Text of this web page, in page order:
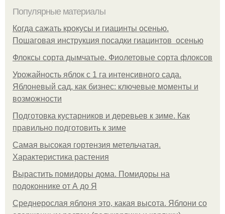
Популярные материалы
Когда сажать крокусы и гиацинты осенью.
Пошаговая инструкция посадки гиацинтов осенью
Флоксы сорта дымчатые. Фиолетовые сорта флоксов
Урожайность яблок с 1 га интенсивного сада.
Яблоневый сад, как бизнес: ключевые моменты и
возможности
Подготовка кустарников и деревьев к зиме. Как
правильно подготовить к зиме
Самая высокая гортензия метельчатая.
Характеристика растения
Вырастить помидоры дома. Помидоры на
подоконнике от А до Я
Среднерослая яблоня это, какая высота. Яблони со